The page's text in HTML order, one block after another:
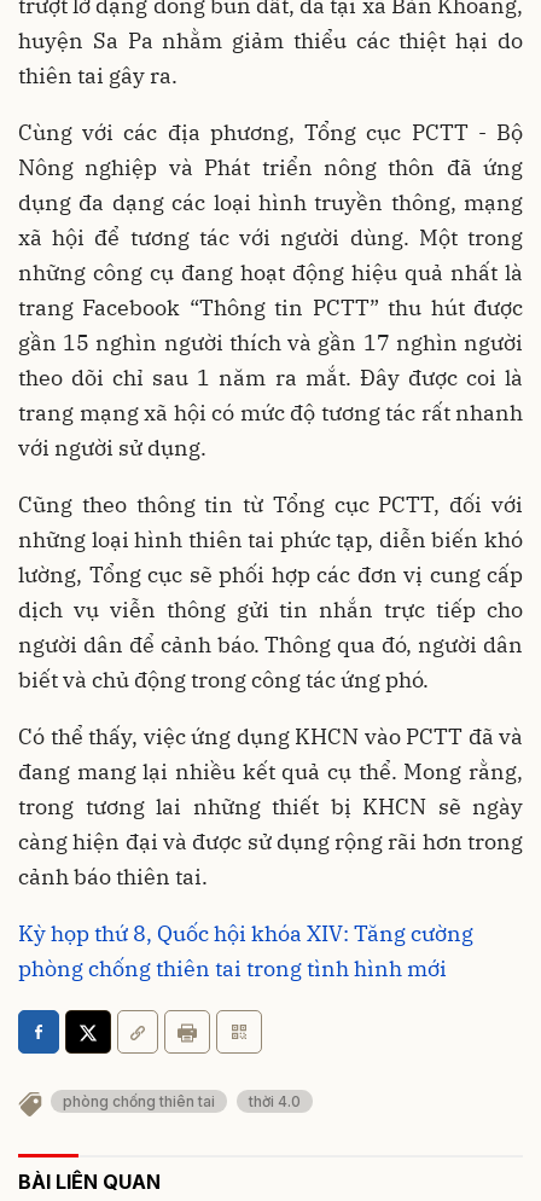
huyện Sa Pa nhằm giảm thiểu các thiệt hại do
thiên tai gây ra.
Cùng với các địa phương, Tổng cục PCTT - Bộ
Nông nghiệp và Phát triển nông thôn đã ứng
dụng đa dạng các loại hình truyền thông, mạng
xã hội để tương tác với người dùng. Một trong
những công cụ đang hoạt động hiệu quả nhất là
trang Facebook “Thông tin PCTT” thu hút được
gần 15 nghìn người thích và gần 17 nghìn người
theo dõi chỉ sau 1 năm ra mắt. Ðây được coi là
trang mạng xã hội có mức độ tương tác rất nhanh
với người sử dụng.
Cũng theo thông tin từ Tổng cục PCTT, đối với
những loại hình thiên tai phức tạp, diễn biến khó
lường, Tổng cục sẽ phối hợp các đơn vị cung cấp
dịch vụ viễn thông gửi tin nhắn trực tiếp cho
người dân để cảnh báo. Thông qua đó, người dân
biết và chủ động trong công tác ứng phó.
Có thể thấy, việc ứng dụng KHCN vào PCTT đã và
đang mang lại nhiều kết quả cụ thể. Mong rằng,
trong tương lai những thiết bị KHCN sẽ ngày
càng hiện đại và được sử dụng rộng rãi hơn trong
cảnh báo thiên tai.
Kỳ họp thứ 8, Quốc hội khóa XIV: Tăng cường
phòng chống thiên tai trong tình hình mới
phòng chống thiên tai thời 4.0
BÀI LIÊN QUAN